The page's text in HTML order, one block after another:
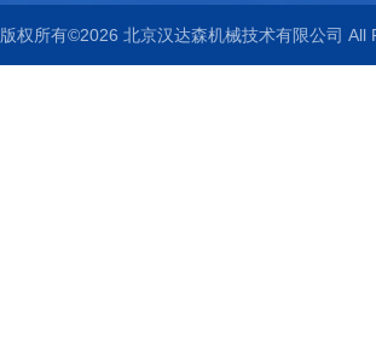
版权所有©2026 北京汉达森机械技术有限公司